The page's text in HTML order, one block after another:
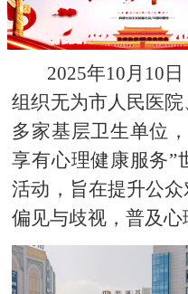
发布
2025年10月10
组织无为市人民医
多家基层卫生单位
享有心理健康服务”
活动，旨在提升公
偏见与歧视，普及心